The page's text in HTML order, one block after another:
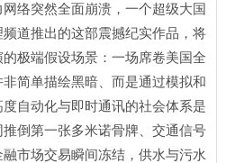
络突然全面崩溃，一个超级大国
道推出的这部震撼纪实作品，将
极端假设场景：一场席卷美国全
简单描绘黑暗、而是通过模拟和
自动化与即时通讯的社会体系是
倒第一张多米诺骨牌、交通信号
市场交易瞬间冻结，供水与污水